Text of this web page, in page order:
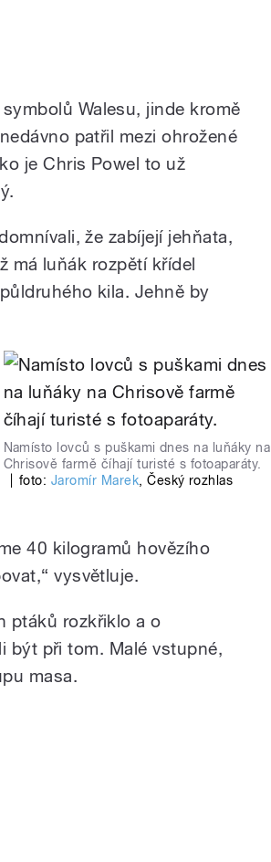
Walesu, jinde kromě
patřil mezi ohrožené
je Chris Powel to už
že zabíjejí jehňata,
má luňák rozpětí křídel
kila. Jehně by
Namísto lovců s puškami dnes na luňáky na
Chrisově farmě číhají turisté s fotoaparáty.
foto: Jaromír Marek,Český rozhlas
40 kilogramů hovězího
vysvětluje.
ptáků rozkřiklo a o
být při tom. Malé vstupné,
masa.